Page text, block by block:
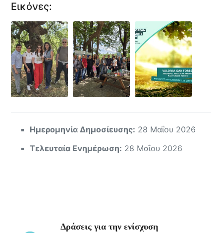
Εικόνες:
Ημερομηνία Δημοσίευσης: 28 Μαΐου 2026
Τελευταία Ενημέρωση: 28 Μαΐου 2026
Δράσεις για την ενίσχυση